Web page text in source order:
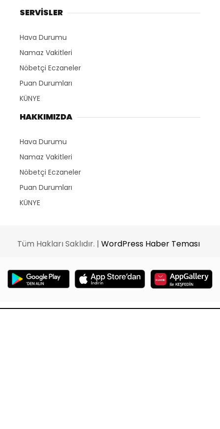
SERVİSLER
Hava Durumu
Namaz Vakitleri
Nöbetçi Eczaneler
Puan Durumları
KÜNYE
HAKKIMIZDA
Hava Durumu
Namaz Vakitleri
Nöbetçi Eczaneler
Puan Durumları
KÜNYE
Tüm Hakları Saklıdır. | WordPress Haber Teması